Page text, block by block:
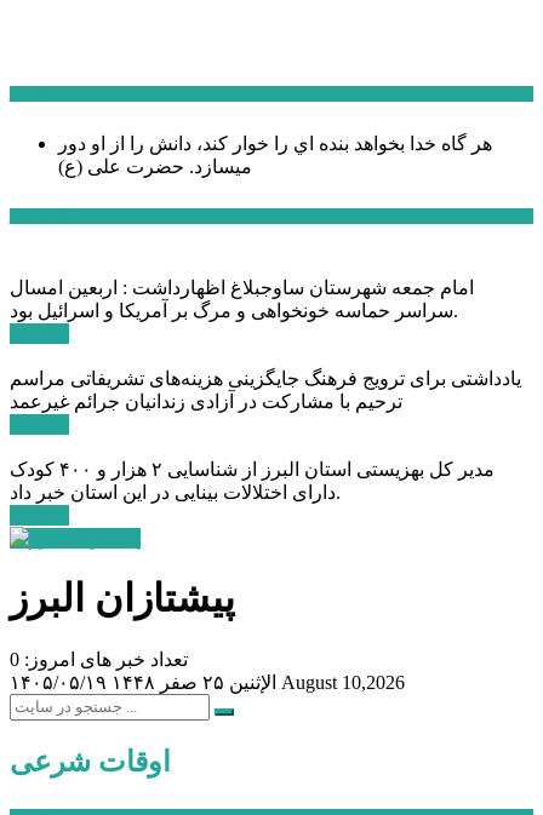
هر گاه خدا بخواهد بنده اي را خوار كند، دانش را از او دور
میسازد. حضرت علی (ع)
امام جمعه شهرستان ساوجبلاغ اظهارداشت : اربعین امسال
سراسر حماسه خونخواهی و مرگ بر آمریکا و اسرائیل بود.
یادداشتی برای ترویج فرهنگ جایگزینی هزینه‌های تشریفاتی مراسم
ترحیم با مشارکت در آزادی زندانیان جرائم غیرعمد
مدیر کل بهزیستی استان البرز از شناسایی ۲ هزار و ۴۰۰ کودک
دارای اختلالات بینایی در این استان خبر داد.
پیشتازان البرز
تعداد خبر های امروز: 0
۱۴۰۵/۰۵/۱۹
الإثنين ۲۵ صفر ۱۴۴۸ August 10,2026
اوقات شرعی